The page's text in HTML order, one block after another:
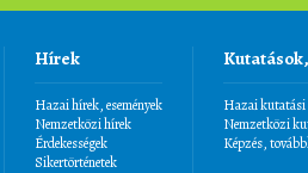
Hírek
Hazai hírek, események
Nemzetközi hírek
Érdekességek
Sikertörténetek
Hazai kutatási
Nemzetközi
Képzés,